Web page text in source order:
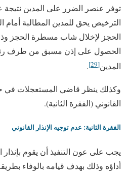
توفر عنصر الضرر على المدين
الترخيص يحق للمدين المطالبة أمام
الحجز لإخلال شاب مسطرة الحجز
الحصول على إذن مسبق من طرف رئيس
المدين[29]
.
وكذلك ينظر قاضي المستعجلات في
القانوني (الفقرة الثانية).
الفقرة الثانية: عدم توجيه الإنذار القانوني
يجب على عون التنفيذ أن يقوم بإنذار
أداؤه وذلك بهدف قيامه بالوفاء